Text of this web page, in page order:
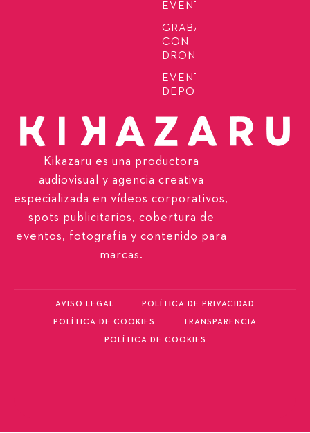
EVENTOS
GRABACIÓN
CON
DRONES
EVENTOS
DEPORTIVOS
Kikazaru es una productora
audiovisual y agencia creativa
especializada en vídeos corporativos,
spots publicitarios, cobertura de
eventos, fotografía y contenido para
marcas.
AVISO LEGAL POLÍTICA DE PRIVACIDAD
POLÍTICA DE COOKIES TRANSPARENCIA
POLÍTICA DE COOKIES